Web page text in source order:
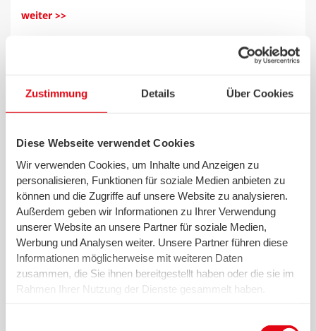
Zustimmung Details Über Cookies
Diese Webseite verwendet Cookies
Wir verwenden Cookies, um Inhalte und Anzeigen zu
personalisieren, Funktionen für soziale Medien anbieten zu
können und die Zugriffe auf unsere Website zu analysieren.
Außerdem geben wir Informationen zu Ihrer Verwendung
unserer Website an unsere Partner für soziale Medien,
Werbung und Analysen weiter. Unsere Partner führen diese
Informationen möglicherweise mit weiteren Daten
zusammen, die Sie ihnen bereitgestellt haben oder die sie im
Rahmen Ihrer Nutzung der Dienste gesammelt haben.
weiter >>
12.04.2024 - wesernetz Bremen
Baumaßnahmen entlang der Straße Am
weiter >>
10.04.2024 - swb Vertrieb Bremen und Bremerhaven
Energiesperren im Land Bremen weiter
gesunken